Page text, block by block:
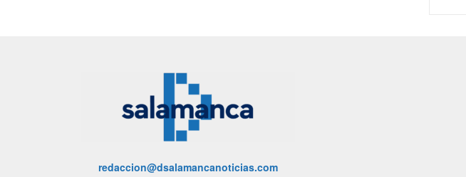
redaccion@dsalamancanoticias.com